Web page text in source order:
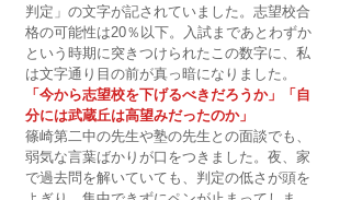
判定」の文字が記されていました。志望校合
格の可能性は20％以下。入試まであとわずか
という時期に突きつけられたこの数字に、私
は文字通り目の前が真っ暗になりました。
「今から志望校を下げるべきだろうか」「自
分には武蔵丘は高望みだったのか」
篠崎第二中の先生や塾の先生との面談でも、
弱気な言葉ばかりが口をつきました。夜、家
で過去問を解いていても、判定の低さが頭を